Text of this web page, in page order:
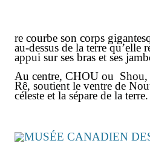
re courbe son corps
au-dessus de la terre qu’elle
appui sur ses bras et ses
Au centre, CHOU ou Shou,
Rê, soutient le ventre de
céleste et la sépare de la terre.